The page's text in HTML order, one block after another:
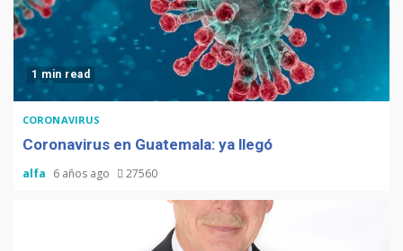
1 min read
CORONAVIRUS
Coronavirus en Guatemala: ya llegó
alfa 6 años ago 27560